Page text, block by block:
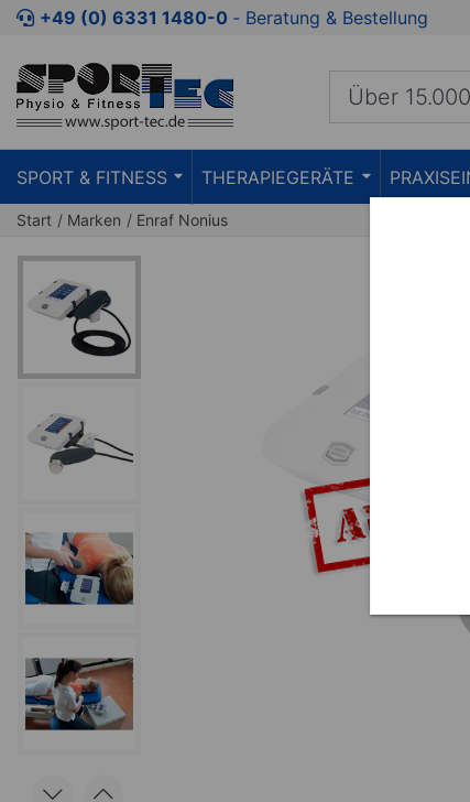
Zum Kaufbereich springen Zur Produktbeschreibung
+49 (0) 6331 1480-0 ‐ Beratung & Bestellung
SPORT & FITNESS THERAPIEGERÄTE
Start Marken Enraf Nonius